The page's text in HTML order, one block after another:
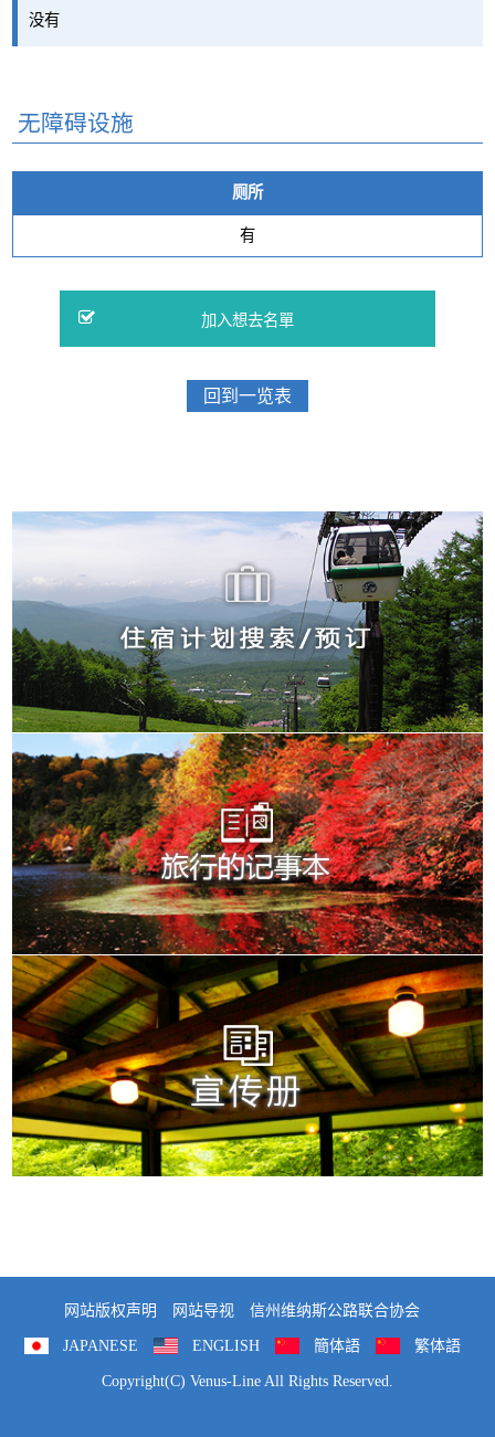
没有
无障碍设施
厕所
有
回到一览表
网站版权声明 网站导视 信州维纳斯公路联合协会
JAPANESE ENGLISH 簡体語 繁体語
Copyright(C) Venus-Line All Rights Reserved.